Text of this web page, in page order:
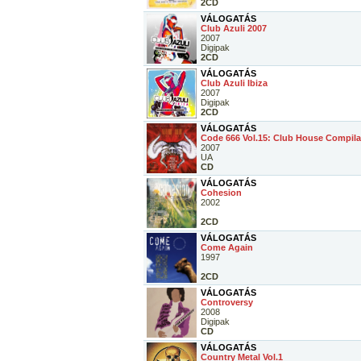
2CD
VÁLOGATÁS
Club Azuli 2007
2007
Digipak
2CD
VÁLOGATÁS
Club Azuli Ibiza
2007
Digipak
2CD
VÁLOGATÁS
Code 666 Vol.15: Club House
2007
UA
CD
VÁLOGATÁS
Cohesion
2002
2CD
VÁLOGATÁS
Come Again
1997
2CD
VÁLOGATÁS
Controversy
2008
Digipak
CD
VÁLOGATÁS
Country Metal Vol.1